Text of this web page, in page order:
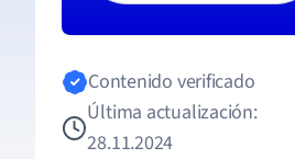
Contenido verificado
Última actualización:
28.11.2024